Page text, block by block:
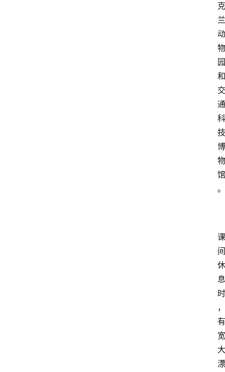
克
兰
动
物
园
和
交
通
科
技
博
物
馆
。
课
间
休
息
时
，
有
宽
大
漂